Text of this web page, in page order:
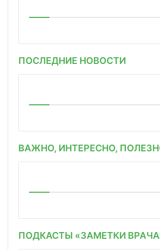
ПОСЛЕДНИЕ НОВОСТИ
ВАЖНО, ИНТЕРЕСНО,
ПОДКАСТЫ «ЗАМЕТКИ